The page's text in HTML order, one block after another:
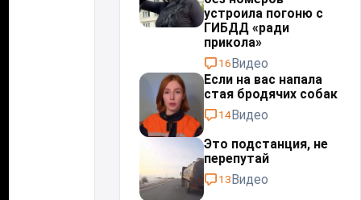
устроила погоню с
ГИБДД «ради
прикола»
16Видео
Если на вас напала
стая бродячих собак
14Видео
Это подстанция, не
перепутай⁠⁠
13Видео